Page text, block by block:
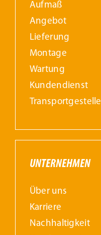
Aufmaß
Angebot
Lieferung
Montage
Wartung
Kundendienst
Transportgestelle
UNTERNEHMEN
Über uns
Karriere
Nachhaltigkeit